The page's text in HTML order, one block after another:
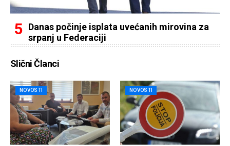
Danas počinje isplata uvećanih mirovina za
srpanj u Federaciji
Slični Članci
NOVOSTI NOVOSTI